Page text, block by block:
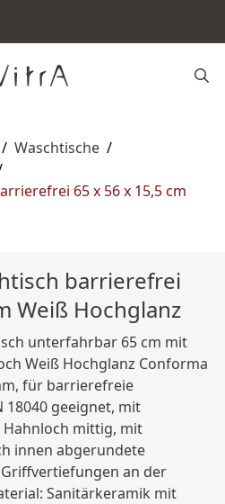
/ Waschtische /
65 x 56 x 15,5 cm
barrierefrei
Weiß Hochglanz
unterfahrbar 65 cm mit
Weiß Hochglanz Conforma
für barrierefreie
18040 geeignet, mit
mittig, mit
innen abgerundete
an der
Sanitärkeramik mit